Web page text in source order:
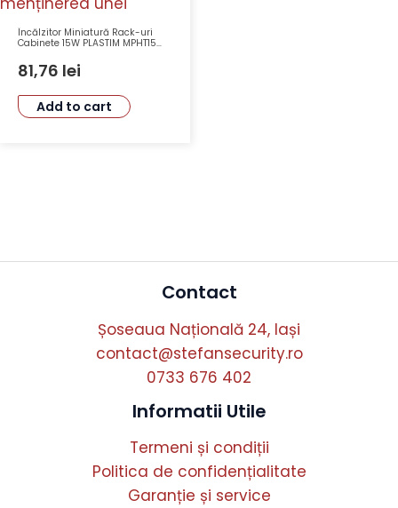
Încălzitor Miniatură Rack-uri
Cabinete 15W PLASTIM MPHT15
Termică Montare Ușoară
81,76 lei
Add to cart
Contact
Șoseaua Națională 24, Iași
contact@stefansecurity.ro
0733 676 402
Informatii Utile
Termeni și condiții
Politica de confidențialitate
Garanție și service